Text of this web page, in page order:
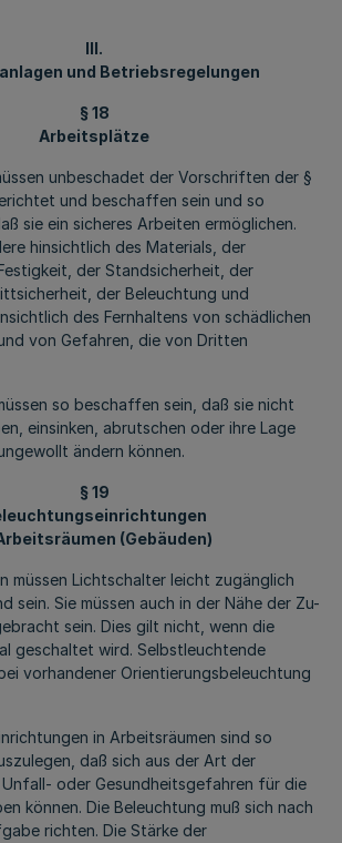
III.
und Betriebsregelungen
§ 18
Arbeitsplätze
unbeschadet der Vorschriften der §
und beschaffen sein und so
sie ein sicheres Arbeiten ermöglichen.
hinsichtlich des Materials, der
der Standsicherheit, der
der Beleuchtung und
des Fernhaltens von schädlichen
von Gefahren, die von Dritten
so beschaffen sein, daß sie nicht
einsinken, abrutschen oder ihre Lage
ändern können.
§ 19
(Gebäuden)
müssen Lichtschalter leicht zugänglich
sein. Sie müssen auch in der Nähe der Zu-
sein. Dies gilt nicht, wenn die
geschaltet wird. Selbstleuchtende
vorhandener Orientierungsbeleuchtung
in Arbeitsräumen sind so
daß sich aus der Art der
oder Gesundheitsgefahren für die
können. Die Beleuchtung muß sich nach
richten. Die Stärke der